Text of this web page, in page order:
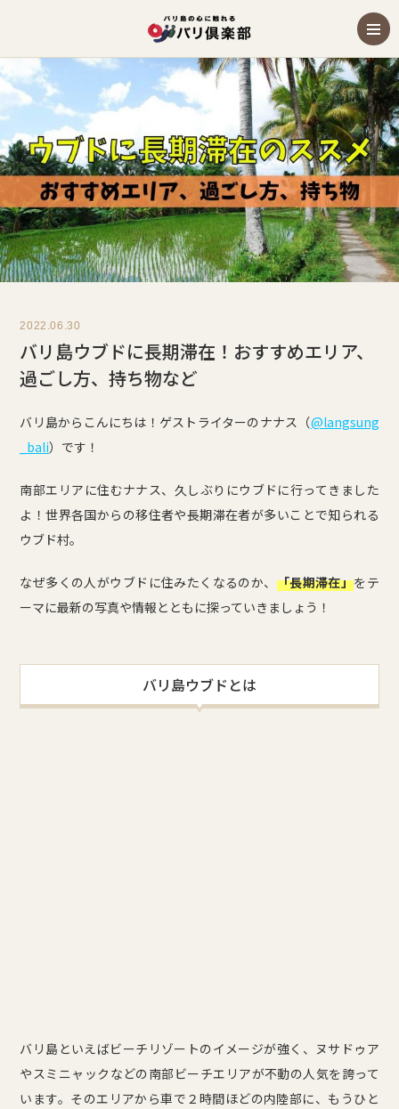
2022.06.30
バリ島ウブドに長期滞在！おすすめエリア、
過ごし方、持ち物など
バリ島からこんにちは！ゲストライターのナナス（@langsung
_bali）です！
南部エリアに住むナナス、久しぶりにウブドに行ってきました
よ！世界各国からの移住者や長期滞在者が多いことで知られる
ウブド村。
なぜ多くの人がウブドに住みたくなるのか、 「長期滞在」をテ
ーマに最新の写真や情報とともに探っていきましょう！
バリ島ウブドとは
バリ島といえばビーチリゾートのイメージが強く、ヌサドゥア
やスミニャックなどの南部ビーチエリアが不動の人気を誇って
います。そのエリアから車で２時間ほどの内陸部に、もうひと